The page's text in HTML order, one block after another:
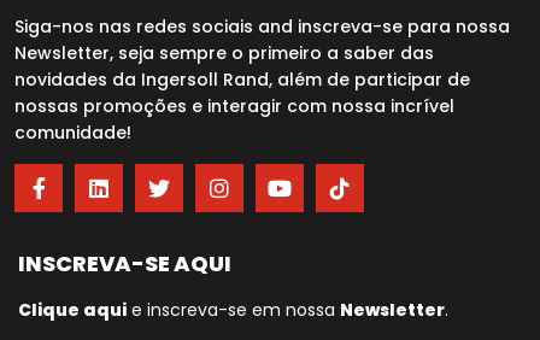
Siga-nos nas redes sociais and inscreva-se para nossa
Newsletter, seja sempre o primeiro a saber das
novidades da Ingersoll Rand, além de participar de
nossas promoções e interagir com nossa incrível
comunidade!
INSCREVA-SE AQUI
Clique aqui e inscreva-se em nossa Newsletter.